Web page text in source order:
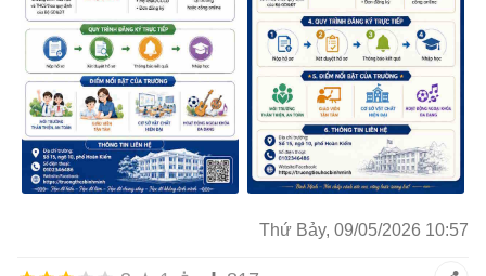
Không lỗi chính tả tiếng Việt.
Thứ Bảy, 09/05/2026 10:57